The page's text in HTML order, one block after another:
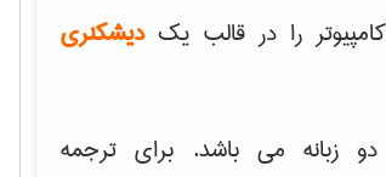
را در قالب یکدیشکنری
زبانه می باشد. برای ترجمه